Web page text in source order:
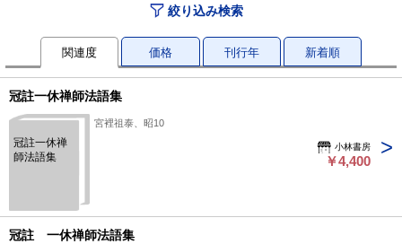
絞り込み検索
関連度 価格 刊行年 新着順
冠註一休禅師法語集
冠註一休禅
師法語集
宮裡祖泰、昭10
小林書房
￥4,400
冠註 一休禅師法語集